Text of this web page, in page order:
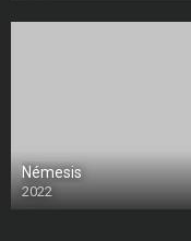
Némesis
2022